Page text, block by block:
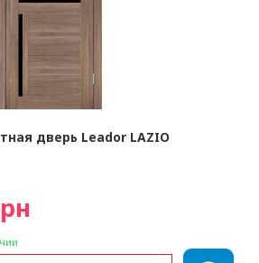
дверь Leador LAZIO